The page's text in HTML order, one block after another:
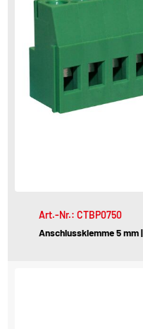
Art.-Nr.: CTBP0750
Anschlussklemme 5 mm